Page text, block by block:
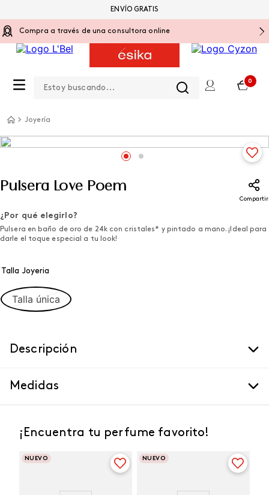
Compra a través de una consultora online
0
ENVÍO GRATIS
Joyería
Pulsera Love Poem
Compartir
¿Por qué elegirlo?
Pulsera en baño de oro de 24k con cristales* y pintado a mano. ¡Ideal para
darle el toque especial a tu look!
Talla Joyeria
Talla única
Descripción
Medidas
¡Encuentra tu perfume favorito!
NUEVO NUEVO